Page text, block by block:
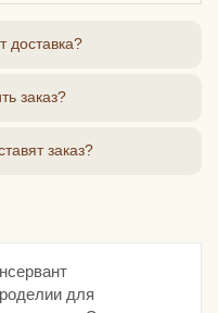
доставка?
заказ?
заказ?
для